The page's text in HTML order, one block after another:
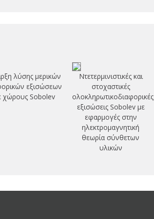
λύσης μερικών
εξισώσεων
χώρους Sobolev
Ντετερμινιστικές και
στοχαστικές
ολοκληρωτικοδιαφορικές
εξισώσεις Sobolev με
εφαρμογές στην
ηλεκτρομαγνητική
θεωρία σύνθετων
υλικών